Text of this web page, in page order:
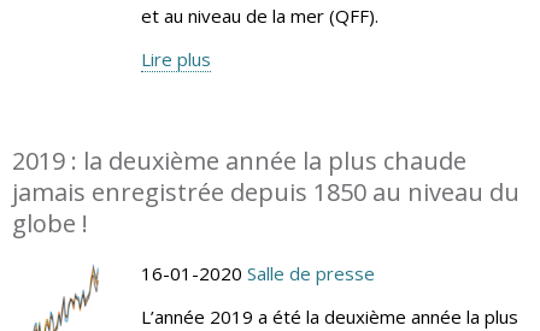
et au niveau de la mer (QFF).
Lire plus
2019 : la deuxième année la plus chaude
jamais enregistrée depuis 1850 au niveau du
globe !
16-01-2020 Salle de presse
L’année 2019 a été la deuxième année la plus